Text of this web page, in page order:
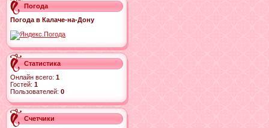
Погода
Погода в Калаче-на-Дону
Статистика
Онлайн всего: 1
Гостей: 1
Пользователей: 0
Счетчики